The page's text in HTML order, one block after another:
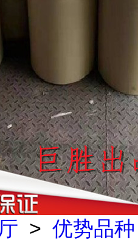
> 优势品种